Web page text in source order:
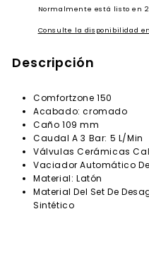
Normalmente está listo en
Consulte la disponibilidad
Descripción
Comfortzone 150
Acabado: cromado
Caño 109 mm
Caudal A 3 Bar: 5 L/Min
Válvulas Cerámicas
Vaciador Automático De
Material: Latón
Material Del Set De
Sintético